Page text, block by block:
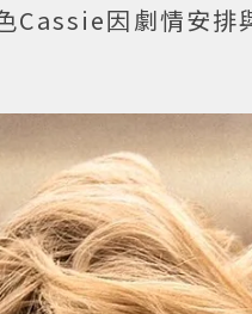
因劇情安排